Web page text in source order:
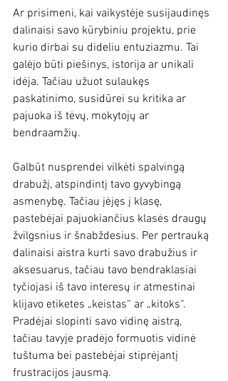
Ar prisimeni, kai vaikystėje susijaudinęs
dalinaisi savo kūrybiniu projektu, prie
kurio dirbai su dideliu entuziazmu. Tai
galėjo būti piešinys, istorija ar unikali
idėja. Tačiau užuot sulaukęs
paskatinimo, susidūrei su kritika ar
pajuoka iš tėvų, mokytojų ar
bendraamžių.
Galbūt nusprendei vilkėti spalvingą
drabužį, atspindintį tavo gyvybingą
asmenybę. Tačiau įėjęs į klasę,
pastebėjai pajuokiančius klasės draugų
žvilgsnius ir šnabždesius. Per pertrauką
dalinaisi aistra kurti savo drabužius ir
aksesuarus, tačiau tavo bendraklasiai
tyčiojasi iš tavo interesų ir atmestinai
klijavo etiketes „keistas“ ar „kitoks“.
Pradėjai slopinti savo vidinę aistrą,
tačiau tavyje pradėjo formuotis vidinė
tuštuma bei pastebėjai stiprėjantį
frustracijos jausmą.